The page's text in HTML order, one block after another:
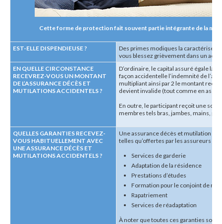
Cette forme de protection fait souvent partie intégrante de la
EST-ELLE DISPENDIEUSE ?
Des primes modiques la
vous blessez grièvement dans un
EN QUELLE CIRCONSTANCE
RECEVREZ-VOUS UN MONTANT
DE L’ASSURANCE DÉCÈS ET
MUTILATIONS ACCIDENTELS ?
D’ordinaire, le capital assuré égale la
façon accidentelle l’indemnité de
multipliant ainsi par 2 le montant reçu.
devient invalide (tout comme en
En outre, le participant reçoit une
membres tels bras, jambes, mains,
QUELLES GARANTIES RECEVEZ-
VOUS HABITUELLEMENT AVEC
UNE ASSURANCE DÉCÈS ET
MUTILATIONS ACCIDENTELS ?
Une assurance décès et mutilation
telles qu’offertes par les assureurs en
Services de garderie
Adaptation de la résidence
Prestations d’études
Formation pour le conjoint de
Rapatriement
Services de réadaptation
À noter que toutes ces garanties sont